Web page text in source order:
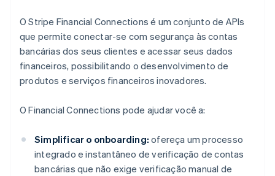
O Stripe Financial Connections é um conjunto de APIs
que permite conectar-se com segurança às contas
bancárias dos seus clientes e acessar seus dados
financeiros, possibilitando o desenvolvimento de
produtos e serviços financeiros inovadores.
O Financial Connections pode ajudar você a:
Simplificar o onboarding: ofereça um processo
integrado e instantâneo de verificação de contas
bancárias que não exige verificação manual de